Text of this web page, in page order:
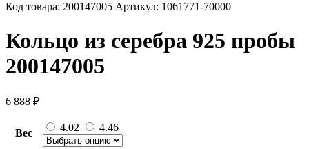
Код товара: 200147005 Артикул: 1061771-70000
Кольцо из серебра 925 пробы
200147005
6 888 ₽
Вес 4.02 4.46